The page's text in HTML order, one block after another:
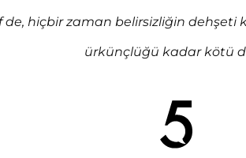
de, hiçbir zaman belirsizliğin dehşeti
ürkünçlüğü kadar kötü